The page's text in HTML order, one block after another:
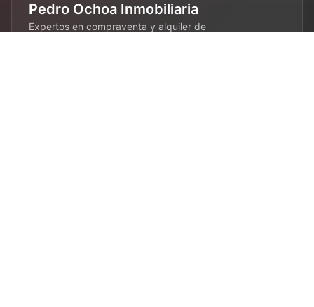
Pedro Ochoa Inmobiliaria
Expertos en compraventa y alquiler de